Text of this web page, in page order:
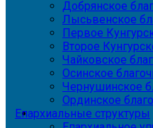
Добрянское
Лысьвенское
Первое
Второе
Чайковское
Осинское
Чернушинское
Ординское
Епархиальные структуры